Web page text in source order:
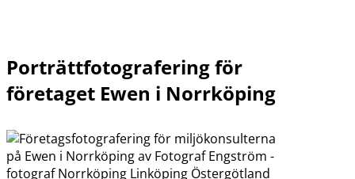
Porträttfotografering för
företaget Ewen i Norrköping